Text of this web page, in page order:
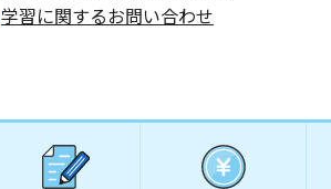
学習に関するお問い合わせ